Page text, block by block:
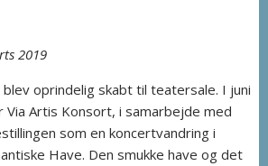
2019
oprindelig skabt til teatersale. I juni
Artis Konsort, i samarbejde med
som en koncertvandring i
Have. Den smukke have og det